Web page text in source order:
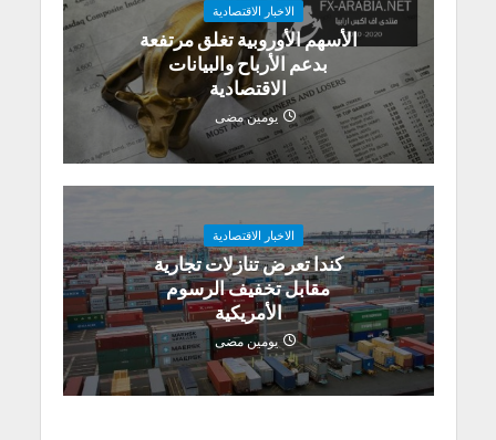
الاخبار الاقتصادية
الأسهم الأوروبية تغلق مرتفعة
بدعم الأرباح والبيانات
الاقتصادية
يومين مضى
الاخبار الاقتصادية
كندا تعرض تنازلات تجارية
مقابل تخفيف الرسوم
الأمريكية
يومين مضى